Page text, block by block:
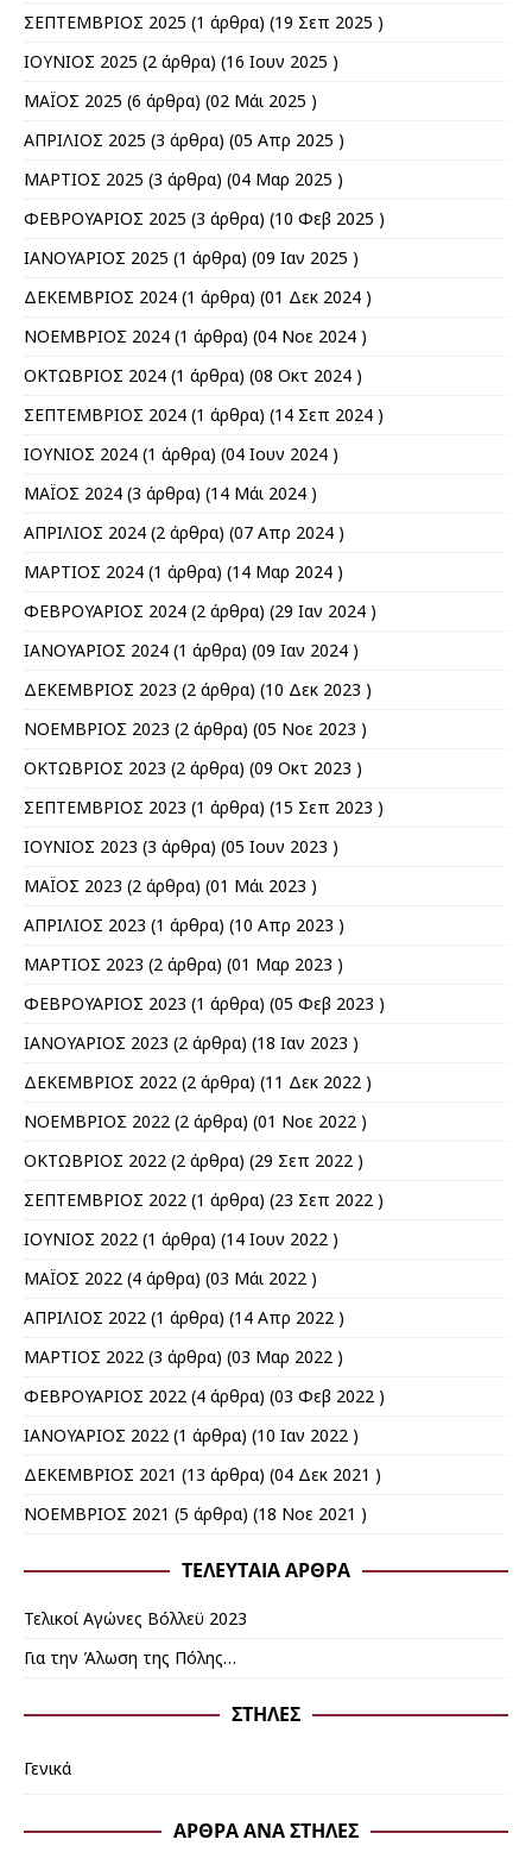
ΣΕΠΤΕΜΒΡΙΟΣ 2025 (1 άρθρα) (19 Σεπ 2025 )
ΙΟΥΝΙΟΣ 2025 (2 άρθρα) (16 Ιουν 2025 )
ΜΑΪΟΣ 2025 (6 άρθρα) (02 Μάι 2025 )
ΑΠΡΙΛΙΟΣ 2025 (3 άρθρα) (05 Απρ 2025 )
ΜΑΡΤΙΟΣ 2025 (3 άρθρα) (04 Μαρ 2025 )
ΦΕΒΡΟΥΑΡΙΟΣ 2025 (3 άρθρα) (10 Φεβ 2025 )
ΙΑΝΟΥΑΡΙΟΣ 2025 (1 άρθρα) (09 Ιαν 2025 )
ΔΕΚΕΜΒΡΙΟΣ 2024 (1 άρθρα) (01 Δεκ 2024 )
ΝΟΕΜΒΡΙΟΣ 2024 (1 άρθρα) (04 Νοε 2024 )
ΟΚΤΩΒΡΙΟΣ 2024 (1 άρθρα) (08 Οκτ 2024 )
ΣΕΠΤΕΜΒΡΙΟΣ 2024 (1 άρθρα) (14 Σεπ 2024 )
ΙΟΥΝΙΟΣ 2024 (1 άρθρα) (04 Ιουν 2024 )
ΜΑΪΟΣ 2024 (3 άρθρα) (14 Μάι 2024 )
ΑΠΡΙΛΙΟΣ 2024 (2 άρθρα) (07 Απρ 2024 )
ΜΑΡΤΙΟΣ 2024 (1 άρθρα) (14 Μαρ 2024 )
ΦΕΒΡΟΥΑΡΙΟΣ 2024 (2 άρθρα) (29 Ιαν 2024 )
ΙΑΝΟΥΑΡΙΟΣ 2024 (1 άρθρα) (09 Ιαν 2024 )
ΔΕΚΕΜΒΡΙΟΣ 2023 (2 άρθρα) (10 Δεκ 2023 )
ΝΟΕΜΒΡΙΟΣ 2023 (2 άρθρα) (05 Νοε 2023 )
ΟΚΤΩΒΡΙΟΣ 2023 (2 άρθρα) (09 Οκτ 2023 )
ΣΕΠΤΕΜΒΡΙΟΣ 2023 (1 άρθρα) (15 Σεπ 2023 )
ΙΟΥΝΙΟΣ 2023 (3 άρθρα) (05 Ιουν 2023 )
ΜΑΪΟΣ 2023 (2 άρθρα) (01 Μάι 2023 )
ΑΠΡΙΛΙΟΣ 2023 (1 άρθρα) (10 Απρ 2023 )
ΜΑΡΤΙΟΣ 2023 (2 άρθρα) (01 Μαρ 2023 )
ΦΕΒΡΟΥΑΡΙΟΣ 2023 (1 άρθρα) (05 Φεβ 2023 )
ΙΑΝΟΥΑΡΙΟΣ 2023 (2 άρθρα) (18 Ιαν 2023 )
ΔΕΚΕΜΒΡΙΟΣ 2022 (2 άρθρα) (11 Δεκ 2022 )
ΝΟΕΜΒΡΙΟΣ 2022 (2 άρθρα) (01 Νοε 2022 )
ΟΚΤΩΒΡΙΟΣ 2022 (2 άρθρα) (29 Σεπ 2022 )
ΣΕΠΤΕΜΒΡΙΟΣ 2022 (1 άρθρα) (23 Σεπ 2022 )
ΙΟΥΝΙΟΣ 2022 (1 άρθρα) (14 Ιουν 2022 )
ΜΑΪΟΣ 2022 (4 άρθρα) (03 Μάι 2022 )
ΑΠΡΙΛΙΟΣ 2022 (1 άρθρα) (14 Απρ 2022 )
ΜΑΡΤΙΟΣ 2022 (3 άρθρα) (03 Μαρ 2022 )
ΦΕΒΡΟΥΑΡΙΟΣ 2022 (4 άρθρα) (03 Φεβ 2022 )
ΙΑΝΟΥΑΡΙΟΣ 2022 (1 άρθρα) (10 Ιαν 2022 )
ΔΕΚΕΜΒΡΙΟΣ 2021 (13 άρθρα) (04 Δεκ 2021 )
ΝΟΕΜΒΡΙΟΣ 2021 (5 άρθρα) (18 Νοε 2021 )
ΤΕΛΕΥΤΑΊΑ ΆΡΘΡΑ
Τελικοί Αγώνες Βόλλεϋ 2023
Για την Άλωση της Πόλης…
ΣΤΉΛΕΣ
Γενικά
ΆΡΘΡΑ ΑΝΆ ΣΤΉΛΕΣ